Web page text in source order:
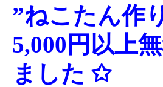
”ねこたん作
5,000円以上
ました ✩